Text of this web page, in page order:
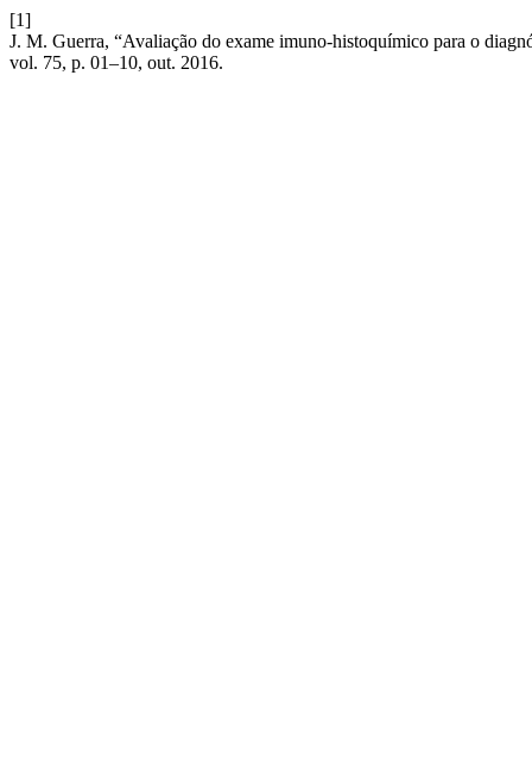
[1]
J. M. Guerra, “Avaliação do exame imuno-histoquímico para o
vol. 75, p. 01–10, out. 2016.